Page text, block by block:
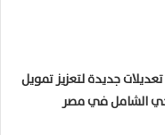
جديدة لتعزيز تمويل
الشامل في مصر